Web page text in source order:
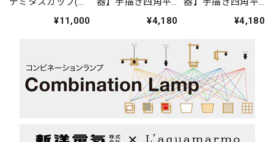
¥11,000 ¥4,180 ¥4,180